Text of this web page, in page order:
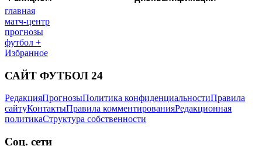
главная
матч-центр
прогнозы
футбол +
Избранное
САЙТ ФУТБОЛ 24
РедакцияПрогнозыПолитика конфиденциальностиПравила
сайтуКонтактыПравила комментированияРедакционная
политикаСтруктура собственности
Соц. сети